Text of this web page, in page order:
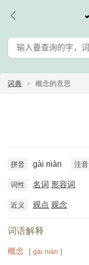
词典 概念的意思
拼音 gài niàn 注音
词性 名词 形容词
近义 观点 观念
词语解释
概念 [ gài niàn ]